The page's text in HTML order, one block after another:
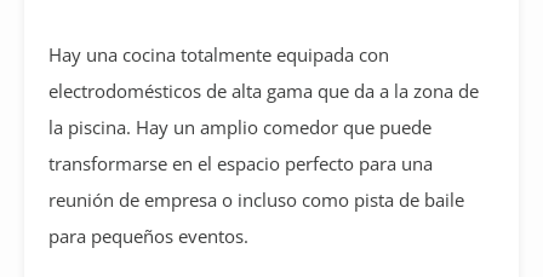
Hay una cocina totalmente equipada con
electrodomésticos de alta gama que da a la zona de
la piscina. Hay un amplio comedor que puede
transformarse en el espacio perfecto para una
reunión de empresa o incluso como pista de baile
para pequeños eventos.